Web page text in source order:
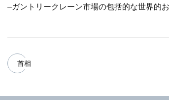
–ガントリークレーン市場の包括的な世界的
首相